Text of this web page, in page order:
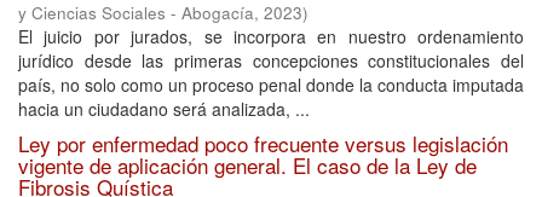
y Ciencias Sociales - Abogacía, 2023)
El juicio por jurados, se incorpora en nuestro ordenamiento
jurídico desde las primeras concepciones constitucionales del
país, no solo como un proceso penal donde la conducta imputada
hacia un ciudadano será analizada, ...
Ley por enfermedad poco frecuente versus legislación
vigente de aplicación general. El caso de la Ley de
Fibrosis Quística